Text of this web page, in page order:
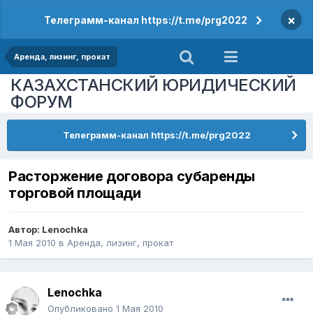
Телеграмм-канал https://t.me/prg2022 ×
Аренда, лизинг, прокат
КАЗАХСТАНСКИЙ ЮРИДИЧЕСКИЙ
ФОРУМ
Телеграмм-канал https://t.me/prg2022
Расторжение договора субаренды
торговой площади
Автор: Lenochka
1 Мая 2010 в Аренда, лизинг, прокат
Lenochka
Опубликовано 1 Мая 2010